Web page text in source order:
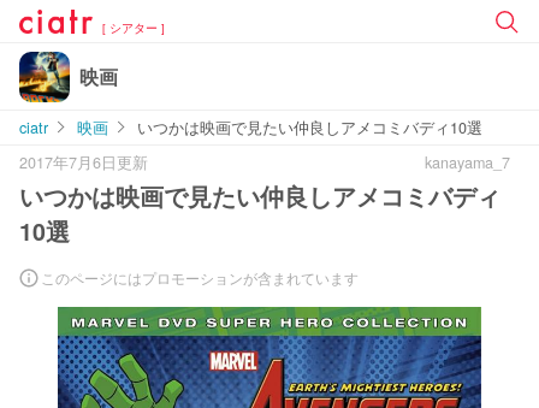
[ シアター ]
映画
ciatr 映画
いつかは映画で見たい仲良しアメコミバディ10選
2017年7月6日更新
kanayama_7
いつかは映画で見たい仲良しアメコミバディ
10選
このページにはプロモーションが含まれています